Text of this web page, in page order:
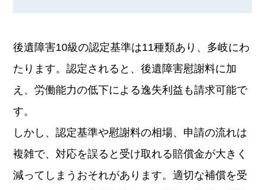
後遺障害10級の認定基準は11種類あり、多岐にわ
たります。認定されると、後遺障害慰謝料に加
え、労働能力の低下による逸失利益も請求可能で
す。
しかし、認定基準や慰謝料の相場、申請の流れは
複雑で、対応を誤ると受け取れる賠償金が大きく
減ってしまうおそれがあります。適切な補償を受